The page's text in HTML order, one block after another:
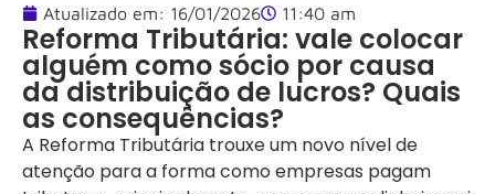
Atualizado em: 16/01/2026 11:40 am
Reforma Tributária: vale colocar
alguém como sócio por causa
da distribuição de lucros? Quais
as consequências?
A Reforma Tributária trouxe um novo nível de
atenção para a forma como empresas pagam